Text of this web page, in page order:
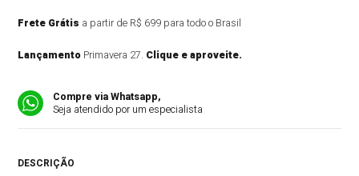
Frete Grátis a partir de R$ 699 para todo o Brasil
Lançamento Primavera 27. Clique e aproveite.
Compre via Whatsapp,
Seja atendido por um especialista